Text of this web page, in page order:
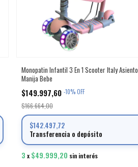
Monopatin Infantil 3 En 1 Scooter Italy Asiento
Manija Bebe
$149.997,60 -10%OFF
$166.664,00
$142.497,72
Transferencia o depósito
3 x $49.999,20 sin interés